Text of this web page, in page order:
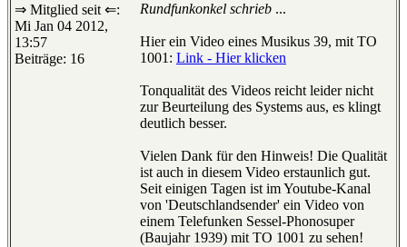
⇒ Mitglied seit ⇐:
Mi Jan 04 2012,
13:57
Beiträge: 16
Rundfunkonkel schrieb ...
Hier ein Video eines Musikus 39, mit TO
1001: Link - Hier klicken
Tonqualität des Videos reicht leider nicht
zur Beurteilung des Systems aus, es klingt
deutlich besser.
Vielen Dank für den Hinweis! Die Qualität
ist auch in diesem Video erstaunlich gut.
Seit einigen Tagen ist im Youtube-Kanal
von 'Deutschlandsender' ein Video von
einem Telefunken Sessel-Phonosuper
(Baujahr 1939) mit TO 1001 zu sehen!